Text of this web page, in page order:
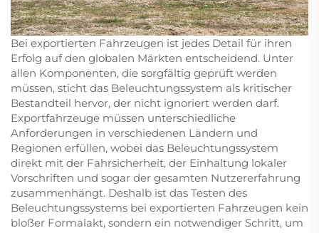
Bei exportierten Fahrzeugen ist jedes Detail für ihren
Erfolg auf den globalen Märkten entscheidend. Unter
allen Komponenten, die sorgfältig geprüft werden
müssen, sticht das Beleuchtungssystem als kritischer
Bestandteil hervor, der nicht ignoriert werden darf.
Exportfahrzeuge müssen unterschiedliche
Anforderungen in verschiedenen Ländern und
Regionen erfüllen, wobei das Beleuchtungssystem
direkt mit der Fahrsicherheit, der Einhaltung lokaler
Vorschriften und sogar der gesamten Nutzererfahrung
zusammenhängt. Deshalb ist das Testen des
Beleuchtungssystems bei exportierten Fahrzeugen kein
bloßer Formalakt, sondern ein notwendiger Schritt, um